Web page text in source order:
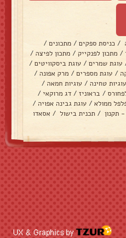
/ כניסת ספקים / מתכונים /
/ מתכון לפנקייק / מתכון לפיצה /
עוגת שמרים / עוגת ביסקוויטים /
/ עוגת מספרים / מרק אפונה /
עוגיות טחינה / עוגיות חמאה /
/ בראוניז / דג מרוקאי /
ממולא / עוגת גבינה אפויה /
תקנון / תכנית בישול / אסאדו